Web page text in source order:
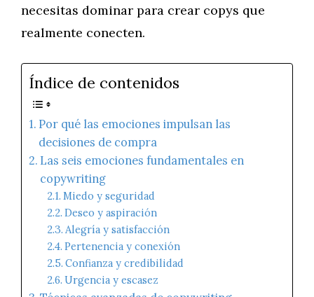
necesitas dominar para crear copys que
realmente conecten.
Índice de contenidos
Por qué las emociones impulsan las
decisiones de compra
Las seis emociones fundamentales en
copywriting
Miedo y seguridad
Deseo y aspiración
Alegría y satisfacción
Pertenencia y conexión
Confianza y credibilidad
Urgencia y escasez